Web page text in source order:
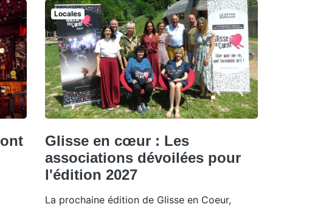
Locales
Glisse en cœur : Les
associations dévoilées pour
l'édition 2027
La prochaine édition de Glisse en Coeur,